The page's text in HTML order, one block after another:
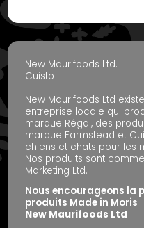
New Maurifoods Ltd.
Cuisto
New Maurifoods Ltd
entreprise locale qui
marque Régal, des
marque Farmstead et
chiens et chats pour les
Nos produits sont
Marketing Ltd.
Nous encourageons la
produits Made in Moris
New Maurifoods Ltd